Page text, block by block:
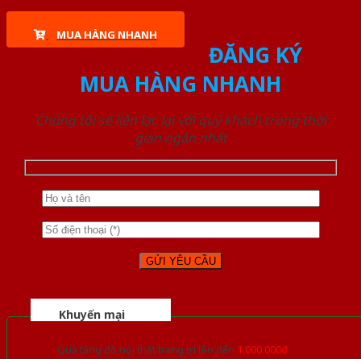
MUA HÀNG NHANH
ĐĂNG KÝ
MUA HÀNG NHANH
Chúng tôi sẽ liên lạc lại với quý khách trong thời
gian ngắn nhất
Khuyến mại
Quà tặng đồ nội thất trang trí lên đến 1.000.000đ